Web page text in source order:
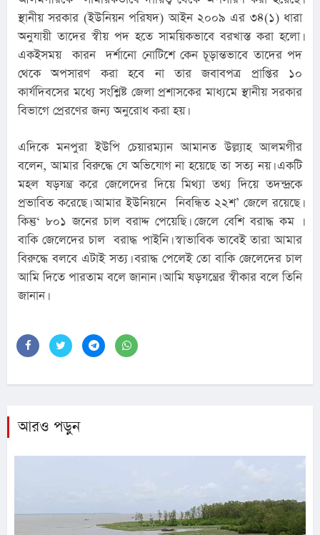
স্থানীয় সরকার (ইউনিয়ন পরিষদ) আইন ২০০৯ এর ৩৪(১) ধারা
অনুযায়ী তাদের স্বীয় পদ হতে সাময়িকভাবে বরখাস্ত করা হলো।
একইসময়  কারন  দর্শানো নোটিশে কেন চূড়ান্তভাবে তাদের পদ
থেকে অপসারণ করা হবে না তার জবাবপত্র প্রাপ্তির ১০
কার্যদিবসের মধ্যে সংশ্লিষ্ট জেলা প্রশাসকের মাধ্যমে স্থানীয় সরকার
বিভাগে প্রেরণের জন্য অনুরোধ করা হয়।
এদিকে মনপুরা ইউপি চেয়ারম্যান আমানত উল্ল্যাহ আলমগীর
বলেন, আমার বিরুদ্ধে যে অভিযোগ না হয়েছে তা সত্য নয়। একটি
মহল ষড়যন্ত্র করে জেলেদের দিয়ে মিথ্যা তথ্য দিয়ে তদন্দ্রকে
প্রভাবিত করেছে। আমার ইউনিয়নে  নিবন্ধিত ২২শ’ জেলে রয়েছে।
কিন্তু‘ ৮০১ জনের চাল বরাদ্দ পেয়েছি। জেলে বেশি বরাদ্ধ কম ।
বাকি জেলেদের চাল  বরাদ্ধ পাইনি। স্বাভাবিক ভাবেই তারা আমার
বিরুদ্ধে বলবে এটাই সত্য। বরাদ্ধ পেলেই তো বাকি জেলেদের চাল
আমি দিতে পারতাম বলে জানান। আমি ষড়যন্ত্রের স্বীকার বলে তিনি
জানান।
আরও পড়ুন